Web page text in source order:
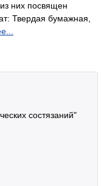
них посвящен
Твердая бумажная,
состязаний"